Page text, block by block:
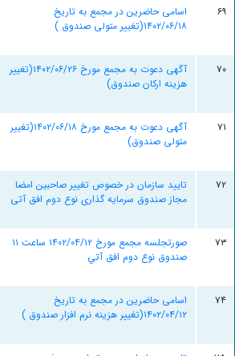
۶۹
اسامی حاضرین در مجمع به تاریخ
۱۴۰۲/۰۶/۱۸(تغییر متولی صندوق )
۷۰
آگهی دعوت به مجمع مورخ ۱۴۰۲/۰۶/۲۶(تغییر
هزینه ارکان صندوق)
۷۱
آگهی دعوت به مجمع مورخ ۱۴۰۲/۰۶/۱۸(تغییر
متولی صندوق)
۷۲
تایید سازمان در خصوص تغییر صاحبین امضا
مجاز صندوق سرمایه گذاری نوع دوم افق آتی
۷۳
صورتجلسه مجمع مورخ ۱۴۰۲/۰۴/۱۲ ساعت ۱۱
صندوق نوع دوم افق آتي
۷۴
اسامی حاضرین در مجمع به تاریخ
۱۴۰۲/۰۴/۱۲(تغییر هزینه نرم افزار صندوق )